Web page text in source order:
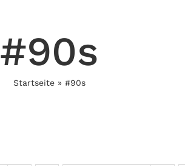
#90s
Startseite» #90s